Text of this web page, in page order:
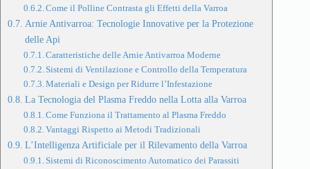
Come il Polline Contrasta gli Effetti della Varroa
Arnie Antivarroa: Tecnologie Innovative per la Protezione
delle Api
Caratteristiche delle Arnie Antivarroa Moderne
Sistemi di Ventilazione e Controllo della Temperatura
Materiali e Design per Ridurre l’Infestazione
La Tecnologia del Plasma Freddo nella Lotta alla Varroa
Come Funziona il Trattamento al Plasma Freddo
Vantaggi Rispetto ai Metodi Tradizionali
L’Intelligenza Artificiale per il Rilevamento della Varroa
Sistemi di Riconoscimento Automatico dei Parassiti